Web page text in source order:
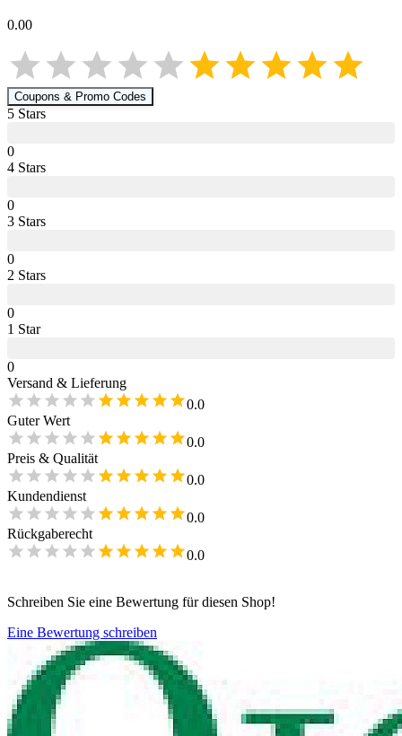
0.00
Coupons & Promo Codes
5 Stars
0
4 Stars
0
3 Stars
0
2 Stars
0
1 Star
0
Versand & Lieferung
0.0
Guter Wert
0.0
Preis & Qualität
0.0
Kundendienst
0.0
Rückgaberecht
0.0
Schreiben Sie eine Bewertung für diesen Shop!
Eine Bewertung schreiben